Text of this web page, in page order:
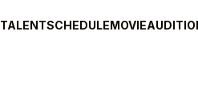
TALENTSCHEDULEMOVIE